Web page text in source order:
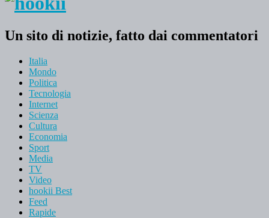
Un sito di notizie, fatto dai commentatori
Italia
Mondo
Politica
Tecnologia
Internet
Scienza
Cultura
Economia
Sport
Media
TV
Video
hookii Best
Feed
Rapide